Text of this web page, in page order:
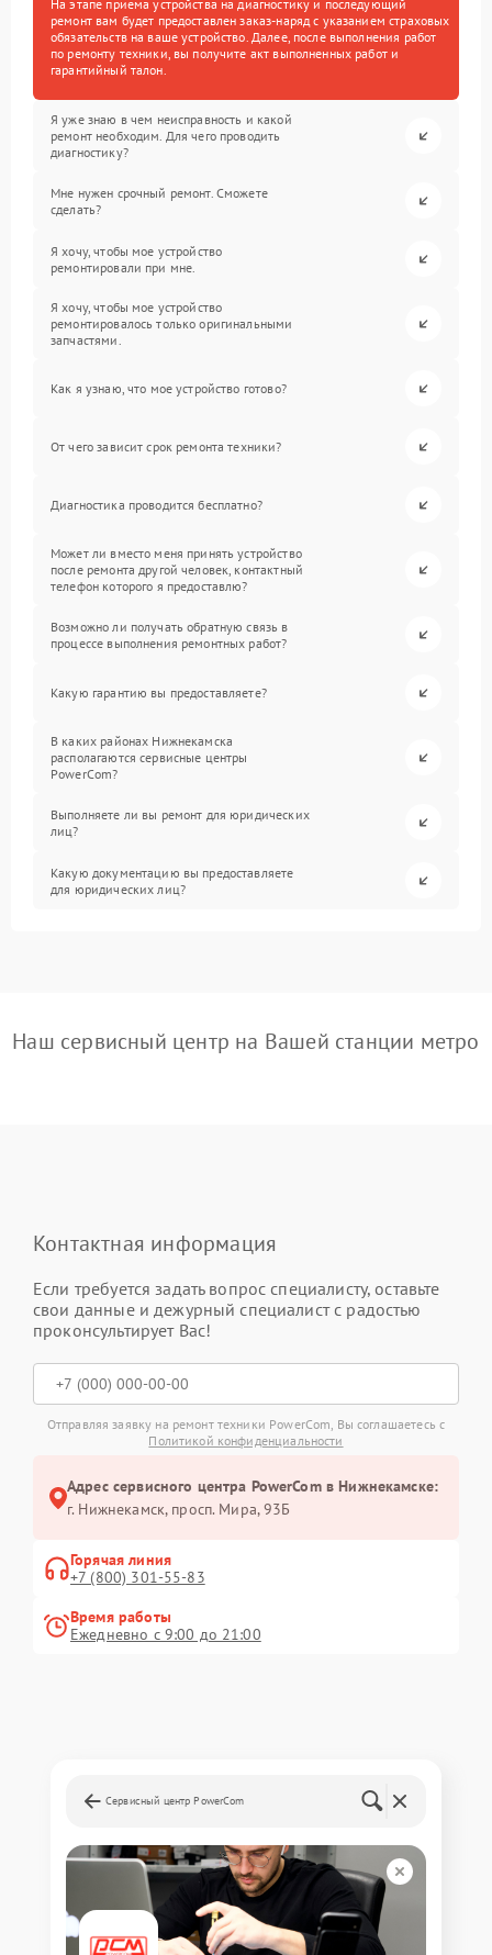
На этапе приема устройства на диагностику и последующий
ремонт вам будет предоставлен заказ-наряд с указанием страховых
обязательств на ваше устройство. Далее, после выполнения работ
по ремонту техники, вы получите акт выполненных работ и
гарантийный талон.
Я уже знаю в чем неисправность и какой
ремонт необходим. Для чего проводить
диагностику?
Мне нужен срочный ремонт. Сможете
сделать?
Я хочу, чтобы мое устройство
ремонтировали при мне.
Я хочу, чтобы мое устройство
ремонтировалось только оригинальными
запчастями.
Как я узнаю, что мое устройство готово?
От чего зависит срок ремонта техники?
Диагностика проводится бесплатно?
Может ли вместо меня принять устройство
после ремонта другой человек, контактный
телефон которого я предоставлю?
Возможно ли получать обратную связь в
процессе выполнения ремонтных работ?
Какую гарантию вы предоставляете?
В каких районах Нижнекамска
располагаются сервисные центры
PowerCom?
Выполняете ли вы ремонт для юридических
лиц?
Какую документацию вы предоставляете
для юридических лиц?
Наш сервисный центр на Вашей станции метро
Контактная информация
Если требуется задать вопрос специалисту, оставьте
свои данные и дежурный специалист с радостью
проконсультирует Вас!
Отправляя заявку на ремонт техники PowerCom, Вы соглашаетесь с
Политикой конфиденциальности
Адрес сервисного центра PowerCom в Нижнекамске:
г. Нижнекамск, просп. Мира, 93Б
Горячая линия
+7 (800) 301-55-83
Время работы
Ежедневно с 9:00 до 21:00
Сервисный центр PowerCom